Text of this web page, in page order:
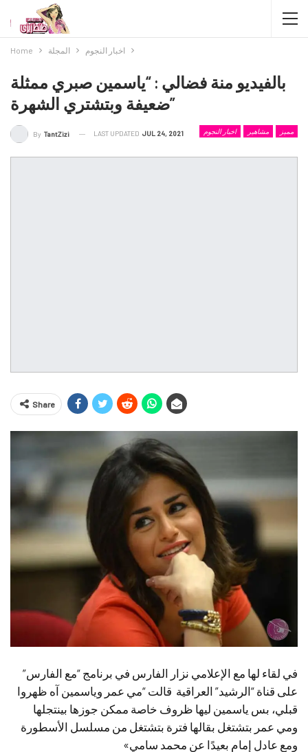
Home المجلة اخبار النجوم
بالفيديو منة فضالي : “ياسمين صبري ممثلة
ضعيفة وبتشتري الشهرة”
اخبار النجوم مشاهير مميز By TantZizi LAST UPDATED JUL 24, 2021
Share
في لقاء لها مع الإعلامي نزار الفارس في برنامج “مع الفارس”
على قناة “الرشيد” العراقية قالت “مي عمر وياسمين آه ظهروا
قبلي، بس ياسمين ليها ظروف خاصة ممكن جوزها بينتجلها
ومي عمر بتشتغل بقالها فترة بتشتغل من مسلسل الأسطورة
ومع عادل إمام بعيدًا عن محمد سامي»